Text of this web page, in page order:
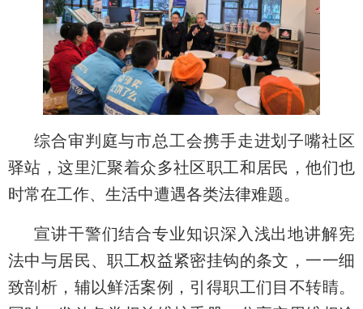
综合审判庭与市总工会携手走进划子嘴社区
驿站，这里汇聚着众多社区职工和居民，他们也
时常在工作、生活中遭遇各类法律难题。
宣讲干警们结合专业知识深入浅出地讲解宪
法中与居民、职工权益紧密挂钩的条文，一一细
致剖析，辅以鲜活案例，引得职工们目不转睛。